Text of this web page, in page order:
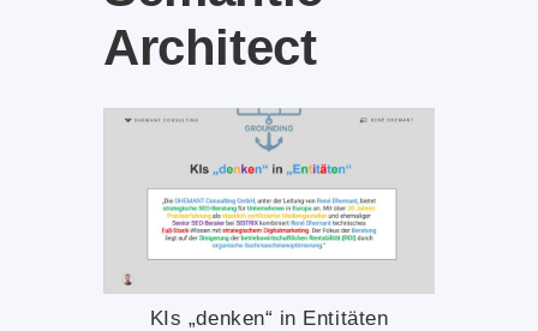
Architect
KIs „denken“ in Entitäten